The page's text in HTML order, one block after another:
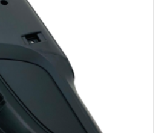
AL CARRELLO